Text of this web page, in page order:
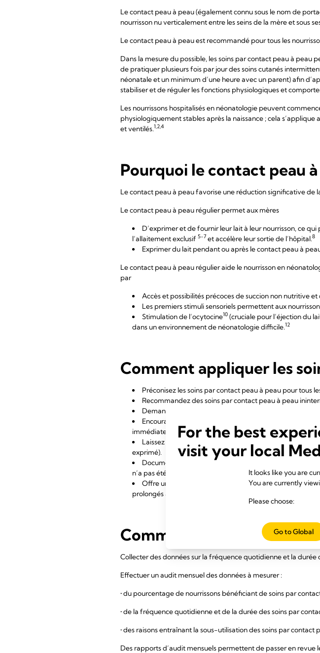
Le contact peau à peau (également connu sous le nom de
nourrisson nu verticalement entre les seins de la mère et sous
Le contact peau à peau est recommandé pour tous les
Dans la mesure du possible, les soins par contact peau à
de pratiquer plusieurs fois par jour des soins cutanés
néonatale et un minimum d’une heure avec un parent) afin
stabiliser et de réguler les fonctions physiologiques et
Les nourrissons hospitalisés en néonatologie peuvent
physiologiquement stables après la naissance ; cela
et ventilés.1,2,4
Pourquoi le contact peau
Le contact peau à peau favorise une réduction significative de
Le contact peau à peau régulier permet aux mères
D’exprimer et de fournir leur lait à leur nourrisson, ce
l’allaitement exclusif 5-7 et accélère leur sortie de l’hôpital.8
Exprimer du lait pendant ou après le contact peau à
Le contact peau à peau régulier aide le nourrisson en
par
Accès et possibilités précoces de succion non nutritive
Les premiers stimuli sensoriels permettent aux
Stimulation de l’ocytocine10 (cruciale pour l’éjection du
dans un environnement de néonatologie difficile.12
Comment appliquer les
Préconisez les soins par contact peau à peau pour
Recommandez des soins par contact peau à peau
Demandez aux parents de porter des vêtements qui
Encouragez et soutenez la mère à exprimer son lait
immédiatement après.
Laissez la mère proposer le sein pour la succion non
exprimé).
Documentez tous les soins par contact peau à peau en
n’a pas été réalisée dans le journal de bord des pratiques
Offre un environnement de néonatologie permettant
prolongés à chaque visite parentale grâce à des sièges
Comment surveiller les
Collecter des données sur la fréquence quotidienne et la durée
Effectuer un audit mensuel des données à mesurer :
• du pourcentage de nourrissons bénéficiant de soins par
• de la fréquence quotidienne et de la durée des soins par
• des raisons entraînant la sous-utilisation des soins par contact
Des rapports d’audit mensuels permettent de passer en
For the best
visit your local
It looks like you are
You are currently
Please choose:
Go to Global